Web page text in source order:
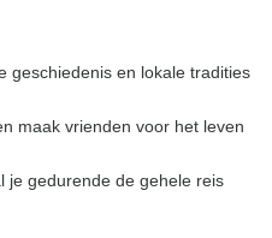
geschiedenis en lokale tradities
maak vrienden voor het leven
je gedurende de gehele reis